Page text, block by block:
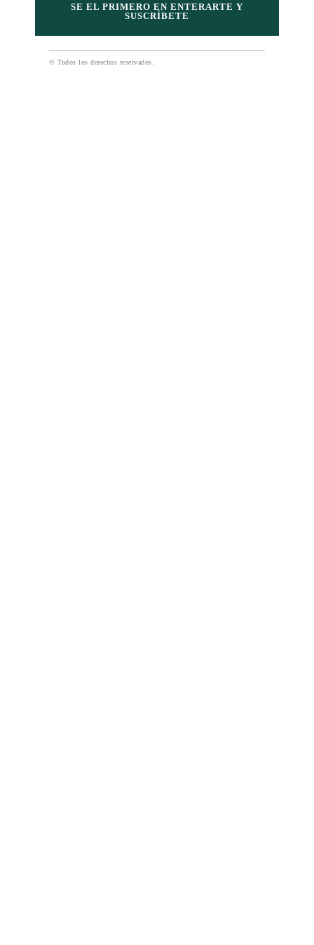
SE EL PRIMERO EN ENTERARTE Y
SUSCRÍBETE
© Todos los derechos reservados.